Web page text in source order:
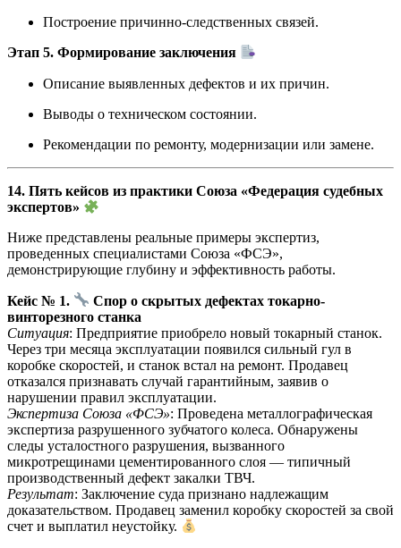
Построение причинно-следственных связей.
Этап 5. Формирование заключения
Описание выявленных дефектов и их причин.
Выводы о техническом состоянии.
Рекомендации по ремонту, модернизации или замене.
14. Пять кейсов из практики Союза «Федерация судебных
экспертов»
Ниже представлены реальные примеры экспертиз,
проведенных специалистами Союза «ФСЭ»,
демонстрирующие глубину и эффективность работы.
Кейс № 1.
Спор о скрытых дефектах токарно-
винторезного станка
Ситуация: Предприятие приобрело новый токарный станок.
Через три месяца эксплуатации появился сильный гул в
коробке скоростей, и станок встал на ремонт. Продавец
отказался признавать случай гарантийным, заявив о
нарушении правил эксплуатации.
Экспертиза Союза «ФСЭ»: Проведена металлографическая
экспертиза разрушенного зубчатого колеса. Обнаружены
следы усталостного разрушения, вызванного
микротрещинами цементированного слоя — типичный
производственный дефект закалки ТВЧ.
Результат: Заключение суда признано надлежащим
доказательством. Продавец заменил коробку скоростей за свой
счет и выплатил неустойку.